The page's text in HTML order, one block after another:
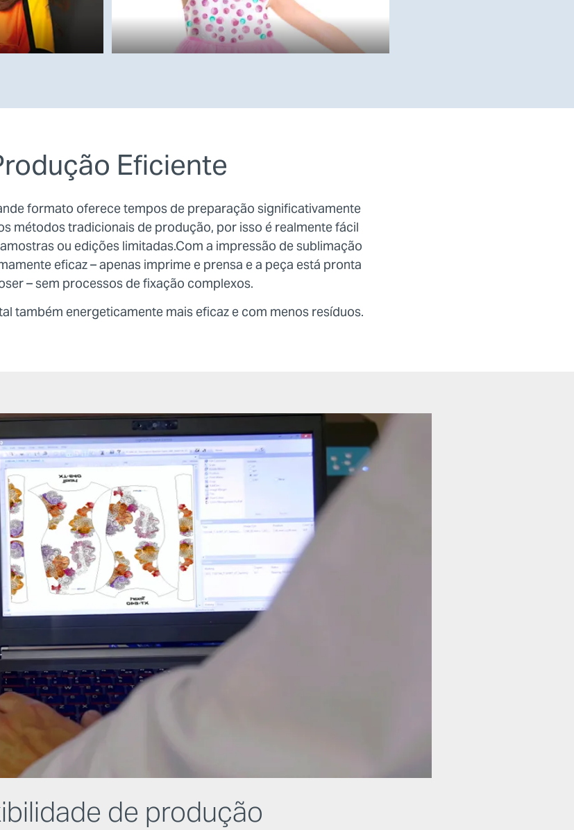
Eficiente
formato oferece tempos de preparação significativamente
métodos tradicionais de produção, por isso é realmente fácil
ou edições limitadas.Com a impressão de sublimação
eficaz – apenas imprime e prensa e a peça está pronta
– sem processos de fixação complexos.
também energeticamente mais eficaz e com menos resíduos.
de produção